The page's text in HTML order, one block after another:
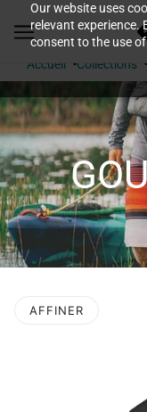
Our website uses
relevant experience.
consent to the use
Accueil Collections
AFFINER